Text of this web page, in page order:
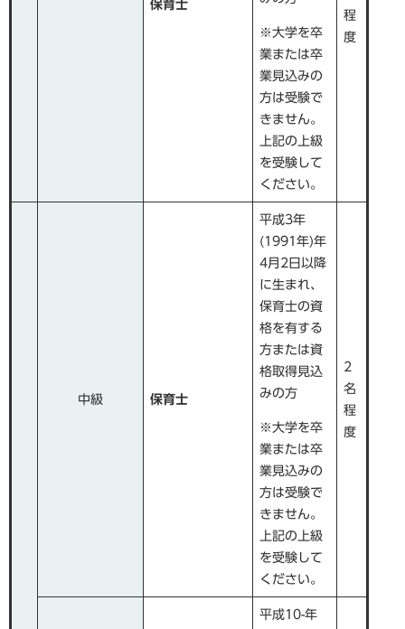
保育士
※大学を卒
業または卒
業見込みの
方は受験で
きません。
上記の上級
を受験して
ください。
程
度
中級 保育士
平成3年
(1991年)年
4月2日以降
に生まれ、
保育士の資
格を有する
方または資
格取得見込
みの方
※大学を卒
業または卒
業見込みの
方は受験で
きません。
上記の上級
を受験して
ください。
2
名
程
度
平成10-年